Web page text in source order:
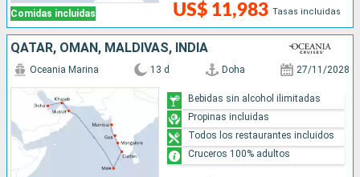
Comidas incluidas US$ 11,983 Tasas incluidas
QATAR, OMAN, MALDIVAS, INDIA
Oceania Marina 13 d Doha 27/11/2028
Bebidas sin alcohol ilimitadas
Propinas incluidas
Todos los restaurantes incluidos
Cruceros 100% adultos